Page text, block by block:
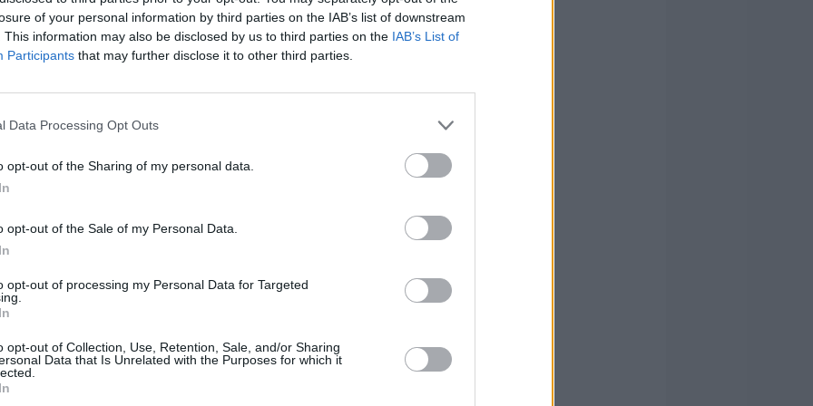
of your personal information by third parties on the IAB’s list of downstream
This information may also be disclosed by us to third parties on the IAB’s List of
Participants that may further disclose it to other third parties.
Data Processing Opt Outs
opt-out of the Sharing of my personal data.
opt-out of the Sale of my Personal Data.
opt-out of processing my Personal Data for Targeted
opt-out of Collection, Use, Retention, Sale, and/or Sharing
Data that Is Unrelated with the Purposes for which it
2015. “Esa es la última oportunidad de la ciudad
aventuró Fernández Palomino, que hizo
de los socialistas para “reencontrarse con la
su oponente, el también secretario local del PSOE
en la ciudad”, y se mostró “confiado” en que este
que se abrieron hace tres años con la derrota
y la dimisión prácticamente en bloque de la
“Este es un proyecto de todos y para todos”,
“Está abierto a todo el mundo y es de unidad. Hay
de otra manera por el futuro y el bien de la
poco más de una hora después, apuntó Miguel
ni una sala de prensa atestada de militantes, pero,
lo ha acompañado estas dos semanas, el que
de Peñalver resumió: “Somos dos socialistas
esté gobernado por socialistas”. Lamentó, sin
real para la recogida de firmas, y que no se haya